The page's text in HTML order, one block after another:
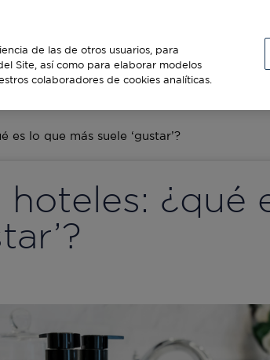
es lo que más suele ‘gustar’?
hoteles: ¿qué
de las de otros usuarios, para
Site, así como para elaborar modelos
colaboradores de cookies analíticas.